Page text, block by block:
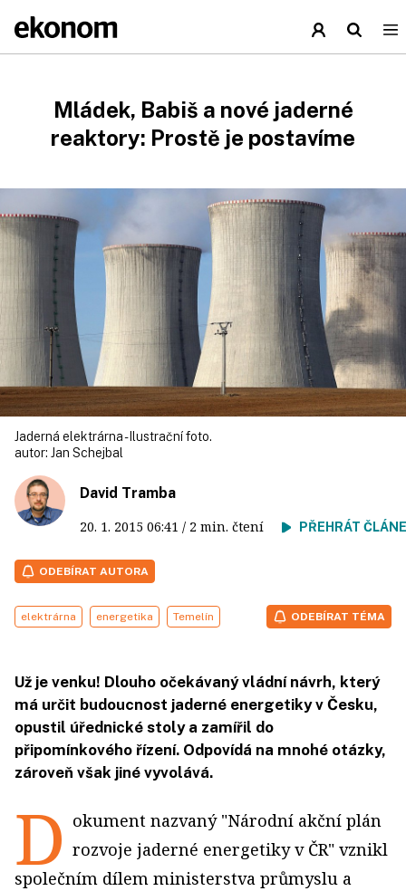
Mládek, Babiš a nové jaderné
reaktory: Prostě je postavíme
Jaderná elektrárna - Ilustrační foto.
autor: Jan Schejbal
David Tramba
20. 1. 2015 06:41 / 2 min. čtení PŘEHRÁT
ODEBÍRAT AUTORA
elektrárna energetika Temelín ODEBÍRAT TÉMA
Už je venku! Dlouho očekávaný vládní návrh, který
má určit budoucnost jaderné energetiky v Česku,
opustil úřednické stoly a zamířil do
připomínkového řízení. Odpovídá na mnohé otázky,
zároveň však jiné vyvolává.
D okument nazvaný "Národní akční plán
rozvoje jaderné energetiky v ČR" vznikl
společním dílem ministerstva průmyslu a